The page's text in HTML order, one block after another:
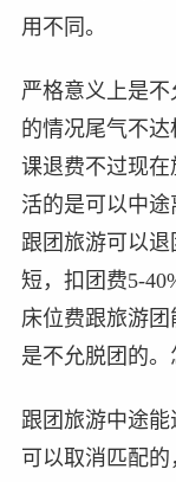
用不同。
严格意义上是
的情况尾气不
课退费不过现
活的是可以中途
跟团旅游可以
短，扣团费5-
床位费跟旅游
是不允脱团的
跟团旅游中途
可以取消匹配